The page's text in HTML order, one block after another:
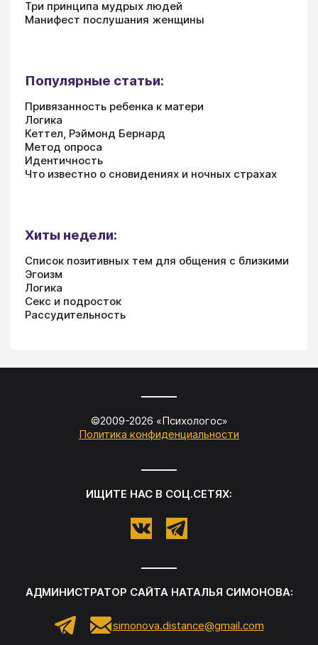
Три принципа мудрых людей
Манифест послушания женщины
Популярные статьи:
Привязанность ребенка к матери
Логика
Кеттел, Рэймонд Бернард
Метод опроса
Идентичность
Что известно о сновидениях и ночных страхах
Хиты недели:
Список позитивных тем для общения с близкими
Эгоизм
Логика
Секс и подросток
Рассудительность
©2009-2026 «Психологос»
Политика конфиденциальности
ИЩИТЕ НАС В СОЦ.СЕТЯХ:
АДМИНИСТРАТОР САЙТА НАТАЛЬЯ СИМОНОВА:
simonova.distance@gmail.com